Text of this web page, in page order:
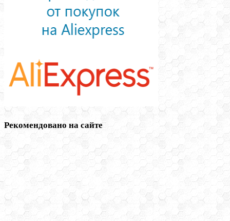
Рекомендовано на сайте